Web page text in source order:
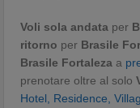
Voli sola andata per
ritorno per Brasile
Brasile Fortaleza a
prenotare oltre al solo
Hotel, Residence,